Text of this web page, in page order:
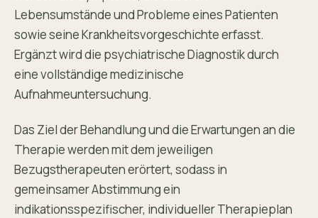
Lebensumstände und Probleme eines Patienten
sowie seine Krankheitsvorgeschichte erfasst.
Ergänzt wird die psychiatrische Diagnostik durch
eine vollständige medizinische
Aufnahmeuntersuchung.
Das Ziel der Behandlung und die Erwartungen an die
Therapie werden mit dem jeweiligen
Bezugstherapeuten erörtert, sodass in
gemeinsamer Abstimmung ein
indikationsspezifischer, individueller Therapieplan